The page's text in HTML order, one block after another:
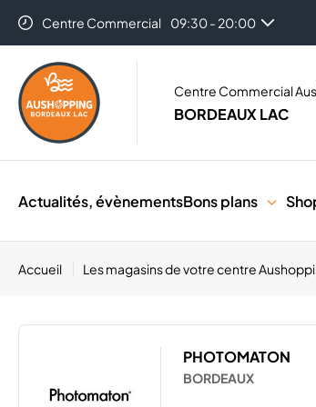
Centre Commercial 09:30 - 20:00
Centre Commercial
BORDEAUX LAC
Actualités, évènementsBons plans
Accueil Les magasins de votre centre
PHOTOMATON
BORDEAUX